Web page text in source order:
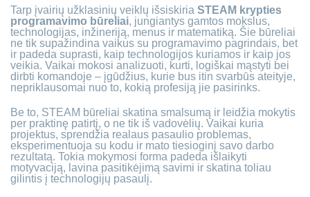
Tarp įvairių užklasinių veiklų išsiskiria STEAM krypties
programavimo būreliai, jungiantys gamtos mokslus,
technologijas, inžineriją, menus ir matematiką. Šie būreliai
ne tik supažindina vaikus su programavimo pagrindais, bet
ir padeda suprasti, kaip technologijos kuriamos ir kaip jos
veikia. Vaikai mokosi analizuoti, kurti, logiškai mąstyti bei
dirbti komandoje – įgūdžius, kurie bus itin svarbūs ateityje,
nepriklausomai nuo to, kokią profesiją jie pasirinks.
Be to, STEAM būreliai skatina smalsumą ir leidžia mokytis
per praktinę patirtį, o ne tik iš vadovėlių. Vaikai kuria
projektus, sprendžia realaus pasaulio problemas,
eksperimentuoja su kodu ir mato tiesioginį savo darbo
rezultatą. Tokia mokymosi forma padeda išlaikyti
motyvaciją, lavina pasitikėjimą savimi ir skatina toliau
gilintis į technologijų pasaulį.